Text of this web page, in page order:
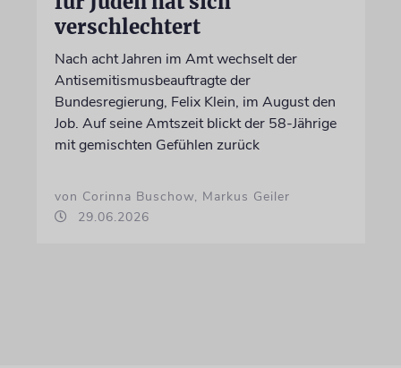
verschlechtert
Nach acht Jahren im Amt wechselt der
Antisemitismusbeauftragte der
Bundesregierung, Felix Klein, im August den
Job. Auf seine Amtszeit blickt der 58-Jährige
mit gemischten Gefühlen zurück
von Corinna Buschow, Markus Geiler
29.06.2026